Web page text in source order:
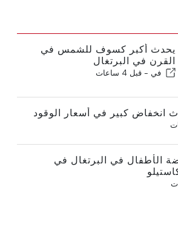
يحدث أكبر كسوف للشمس في
القرن في البرتغال
في - قبل 4 ساعات
انخفاض كبير في أسعار الوقود
الأطفال في البرتغال في